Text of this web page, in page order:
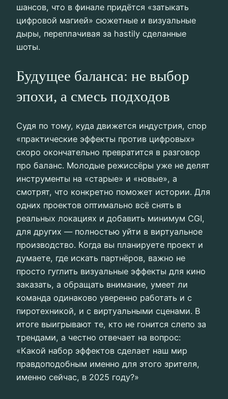
шансов, что в финале придётся «затыкать
цифровой магией» сюжетные и визуальные
дыры, переплачивая за hastily сделанные
шоты.
Будущее баланса: не выбор
эпохи, а смесь подходов
Судя по тому, куда движется индустрия, спор
«практические эффекты против цифровых»
скоро окончательно превратится в разговор
про баланс. Молодые режиссёры уже не делят
инструменты на «старые» и «новые», а
смотрят, что конкретно поможет истории. Для
одних проектов оптимально всё снять в
реальных локациях и добавить минимум CGI,
для других — полностью уйти в виртуальное
производство. Когда вы планируете проект и
думаете, где искать партнёров, важно не
просто гуглить визуальные эффекты для кино
заказать, а обращать внимание, умеет ли
команда одинаково уверенно работать и с
пиротехникой, и с виртуальными сценами. В
итоге выигрывают те, кто не гонится слепо за
трендами, а честно отвечает на вопрос:
«Какой набор эффектов сделает наш мир
правдоподобным именно для этого зрителя,
именно сейчас, в 2025 году?»